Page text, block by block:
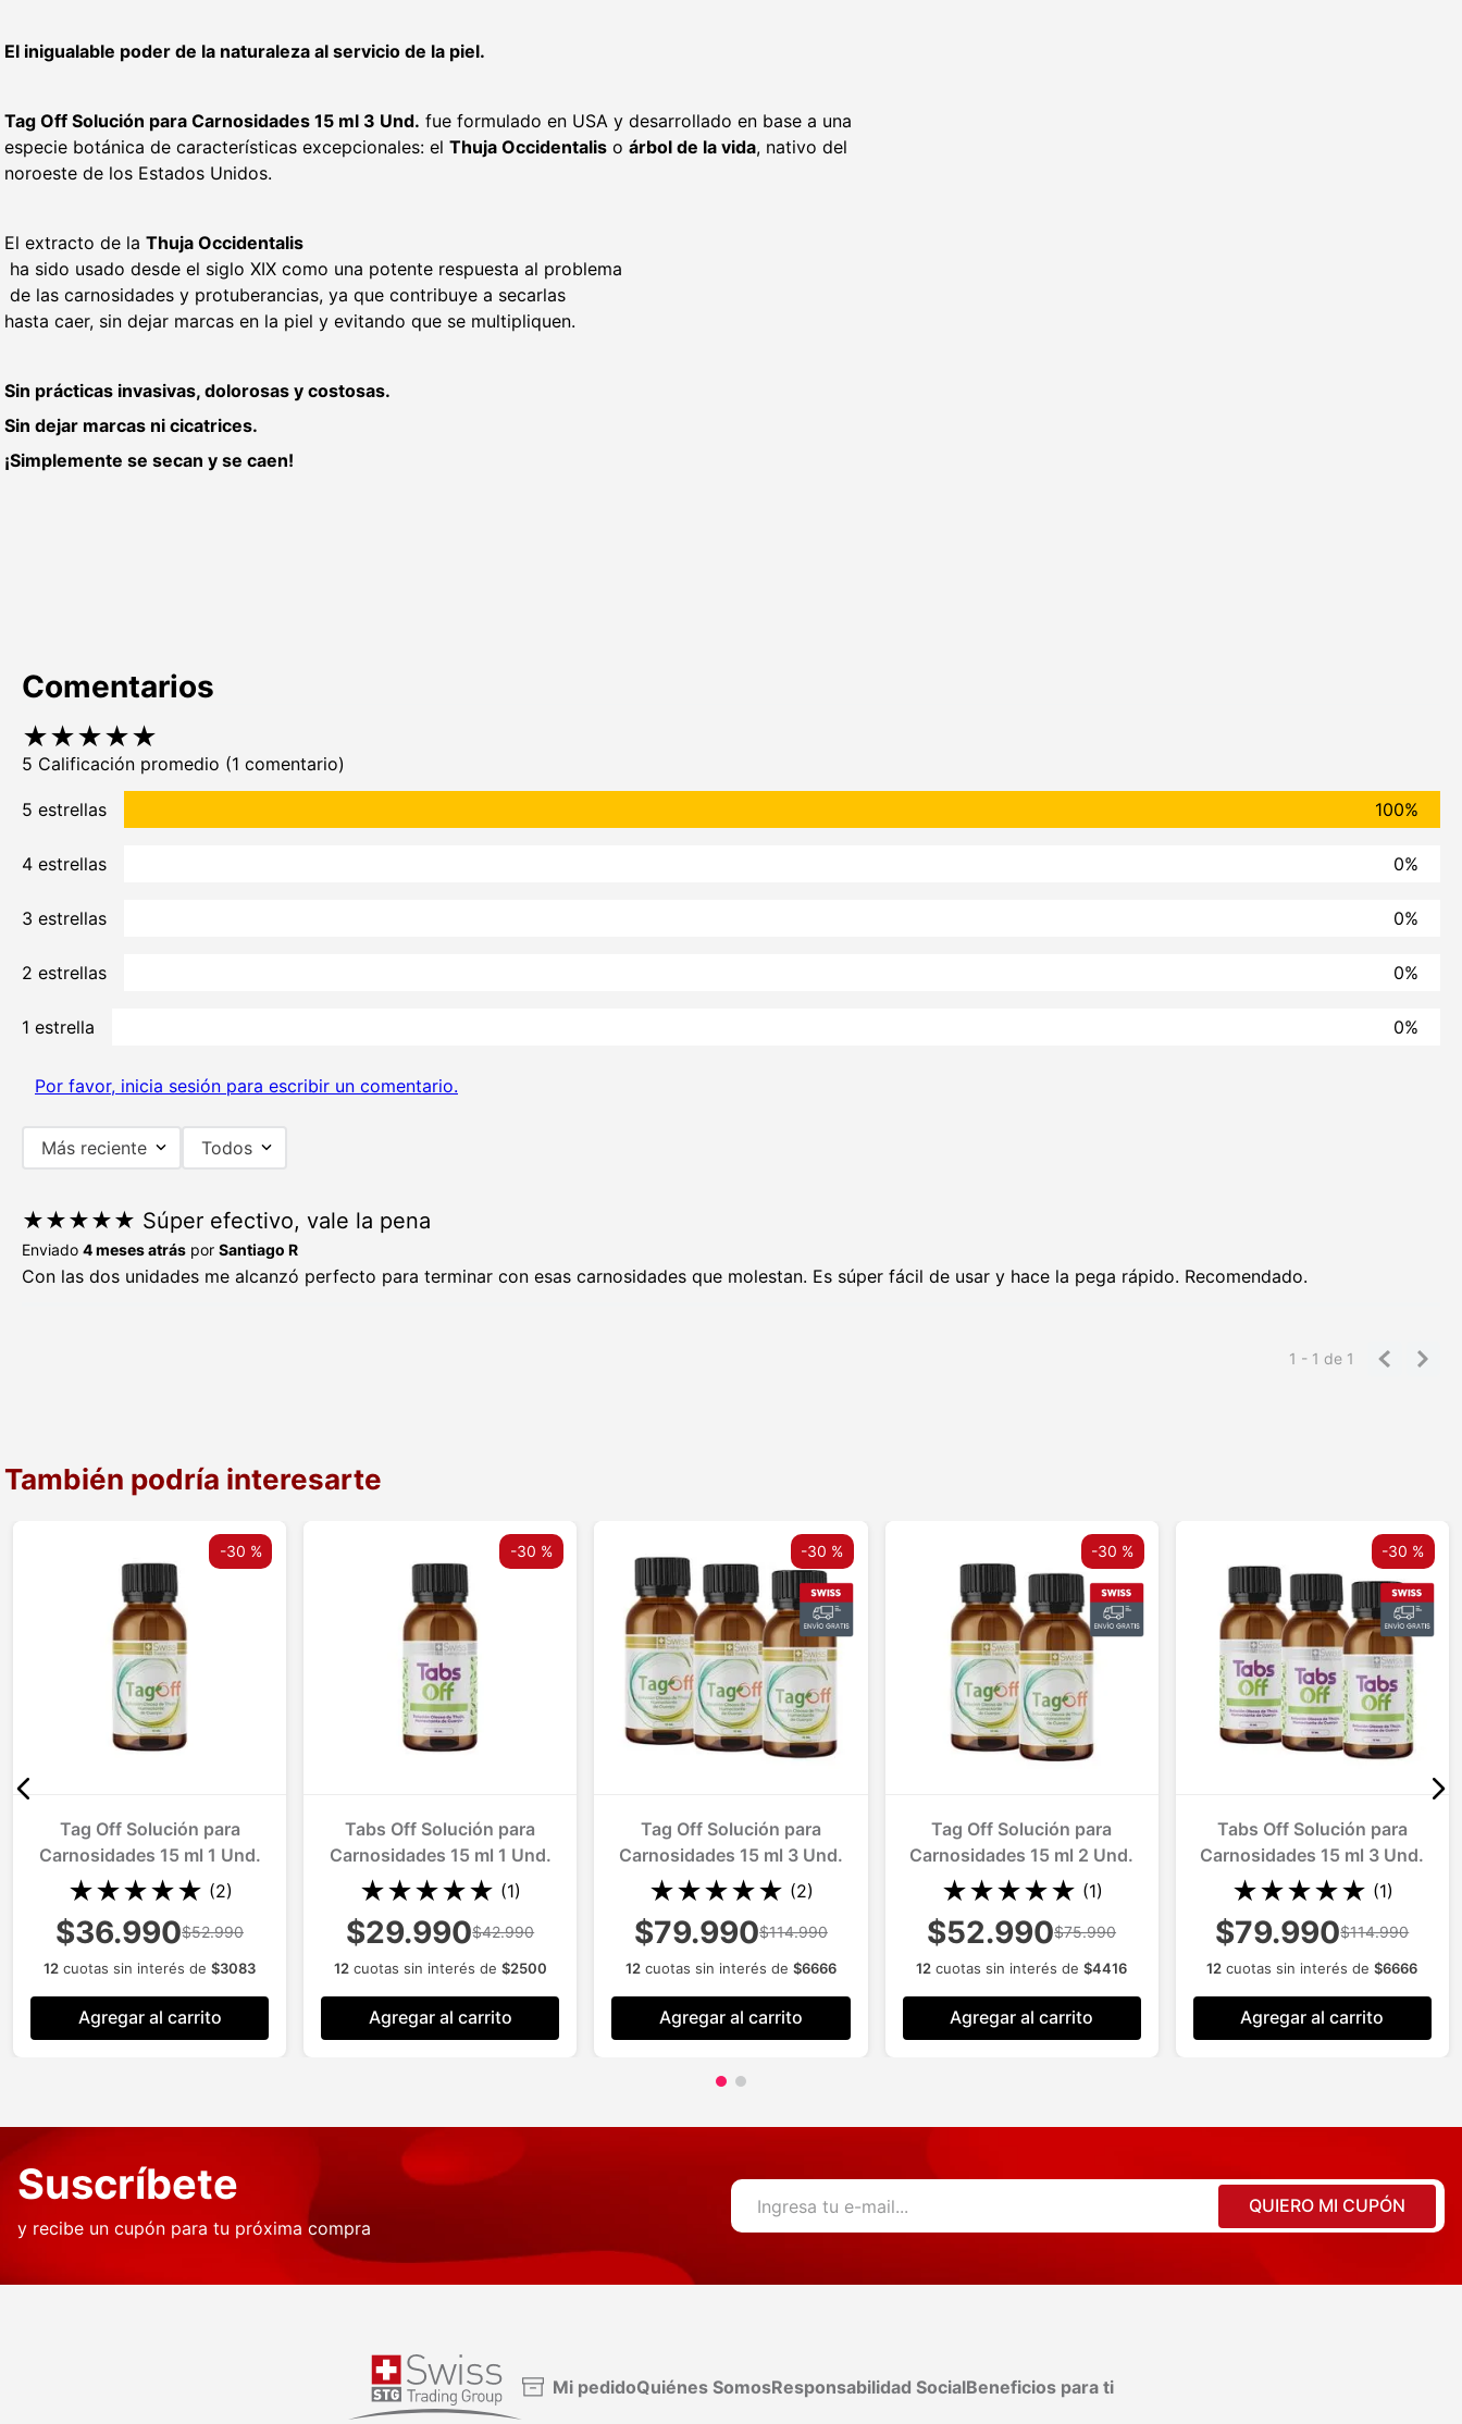
El inigualable poder de la naturaleza al servicio de la piel.
Tag Off Solución para Carnosidades 15 ml 3 Und. fue formulado en USA y desarrollado en base a una
especie botánica de características excepcionales: el Thuja Occidentalis o árbol de la vida, nativo del
noroeste de los Estados Unidos.
El extracto de la Thuja Occidentalis
ha sido usado desde el siglo XIX como una potente respuesta al problema
de las carnosidades y protuberancias, ya que contribuye a secarlas
hasta caer, sin dejar marcas en la piel y evitando que se multipliquen.
Sin prácticas invasivas, dolorosas y costosas.
Sin dejar marcas ni cicatrices.
¡Simplemente se secan y se caen!
Comentarios
★★★★★
5 Calificación promedio (1 comentario)
5 estrellas 100%
4 estrellas 0%
3 estrellas 0%
2 estrellas 0%
1 estrella 0%
Por favor, inicia sesión para escribir un comentario.
Más reciente Todos
★★★★★ Súper efectivo, vale la pena
Enviado 4 meses atrás por Santiago R
Con las dos unidades me alcanzó perfecto para terminar con esas carnosidades que molestan. Es súper fácil de usar y hace la pega rápido. Recomendado.
1 - 1de 1
También podría interesarte
-30 %
Tag Off Solución para
Carnosidades 15 ml 1 Und.
★★★★★ (2)
$36.990$52.990
12 cuotas sin interés de$3083
Agregar al carrito
-30 %
Tabs Off Solución para
Carnosidades 15 ml 1 Und.
★★★★★ (1)
$29.990$42.990
12cuotas sin interés de $2500
Agregar al carrito
-30 %
Tag Off Solución para
Carnosidades 15 ml 3 Und.
★★★★★ (2)
$79.990$114.990
12cuotas sin interés de $6666
Agregar al carrito
-30 %
Tag Off Solución para
Carnosidades 15 ml 2 Und.
★★★★★ (1)
$52.990$75.990
12 cuotas sin interés de$4416
Agregar al carrito
-30 %
Tabs Off Solución para
Carnosidades 15 ml 3 Und.
★★★★★ (1)
$79.990$114.990
12 cuotas sin interés de$6666
Agregar al carrito
-30 %
Suscríbete
y recibe un cupón para tu próxima compra
QUIERO MI CUPÓN
Mi pedidoQuiénes SomosResponsabilidad SocialBeneficios para ti